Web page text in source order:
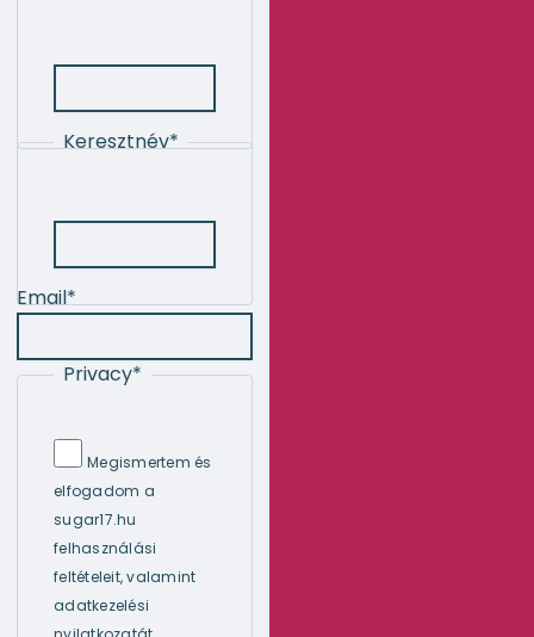
Keresztnév*
Email*
Privacy*
Megismertem és
elfogadom a
sugar17.hu
felhasználási
feltételeit, valamint
adatkezelési